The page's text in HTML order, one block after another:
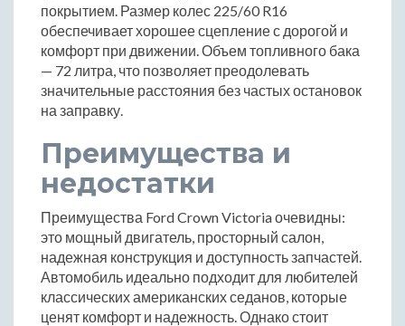
покрытием. Размер колес 225/60 R16
обеспечивает хорошее сцепление с дорогой и
комфорт при движении. Объем топливного бака
— 72 литра, что позволяет преодолевать
значительные расстояния без частых остановок
на заправку.
Преимущества и
недостатки
Преимущества Ford Crown Victoria очевидны:
это мощный двигатель, просторный салон,
надежная конструкция и доступность запчастей.
Автомобиль идеально подходит для любителей
классических американских седанов, которые
ценят комфорт и надежность. Однако стоит